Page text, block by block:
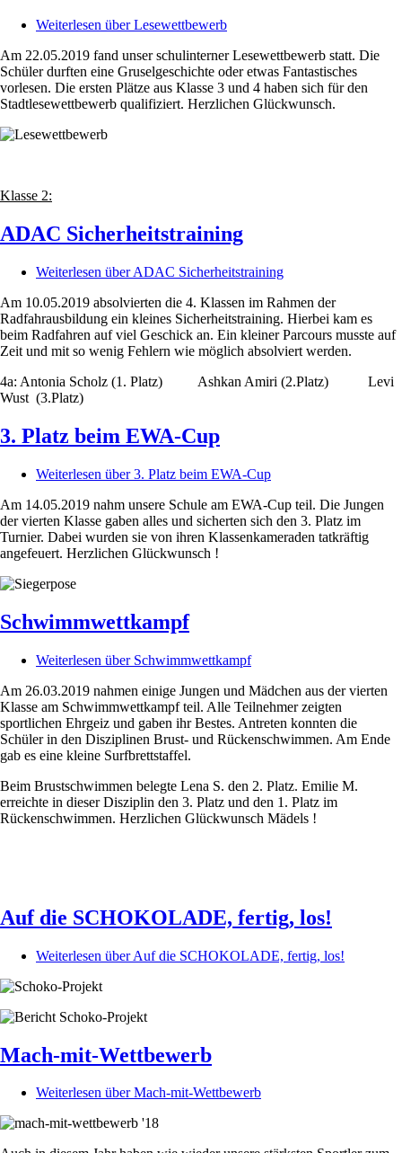
Weiterlesen über Lesewettbewerb
Am 22.05.2019 fand unser schulinterner Lesewettbewerb statt. Die
Schüler durften eine Gruselgeschichte oder etwas Fantastisches
vorlesen. Die ersten Plätze aus Klasse 3 und 4 haben sich für den
Stadtlesewettbewerb qualifiziert. Herzlichen Glückwunsch.
Klasse 2:
ADAC Sicherheitstraining
Weiterlesen über ADAC Sicherheitstraining
Am 10.05.2019 absolvierten die 4. Klassen im Rahmen der
Radfahrausbildung ein kleines Sicherheitstraining. Hierbei kam es
beim Radfahren auf viel Geschick an. Ein kleiner Parcours musste auf
Zeit und mit so wenig Fehlern wie möglich absolviert werden.
4a: Antonia Scholz (1. Platz) Ashkan Amiri (2.Platz) Levi
Wust (3.Platz)
3. Platz beim EWA-Cup
Weiterlesen über 3. Platz beim EWA-Cup
Am 14.05.2019 nahm unsere Schule am EWA-Cup teil. Die Jungen
der vierten Klasse gaben alles und sicherten sich den 3. Platz im
Turnier. Dabei wurden sie von ihren Klassenkameraden tatkräftig
angefeuert. Herzlichen Glückwunsch !
Schwimmwettkampf
Weiterlesen über Schwimmwettkampf
Am 26.03.2019 nahmen einige Jungen und Mädchen aus der vierten
Klasse am Schwimmwettkampf teil. Alle Teilnehmer zeigten
sportlichen Ehrgeiz und gaben ihr Bestes. Antreten konnten die
Schüler in den Disziplinen Brust- und Rückenschwimmen. Am Ende
gab es eine kleine Surfbrettstaffel.
Beim Brustschwimmen belegte Lena S. den 2. Platz. Emilie M.
erreichte in dieser Disziplin den 3. Platz und den 1. Platz im
Rückenschwimmen. Herzlichen Glückwunsch Mädels !
Auf die SCHOKOLADE, fertig, los!
Weiterlesen über Auf die SCHOKOLADE, fertig, los!
Mach-mit-Wettbewerb
Weiterlesen über Mach-mit-Wettbewerb